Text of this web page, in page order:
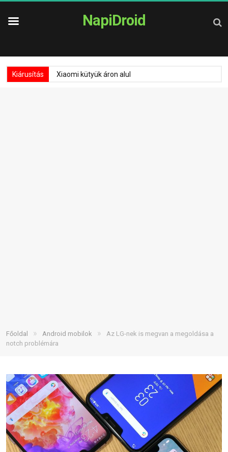
NapiDroid
Kiárusítás Xiaomi kütyük áron alul
Főoldal » Android mobilok »
Az LG-nek is megvan a megoldása a
notch problémára